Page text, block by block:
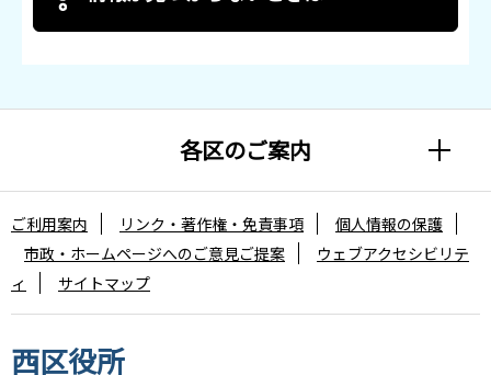
各区のご案内
西区役所
ご利用案内 リンク・著作権・免責事項
個人情報の保護
市政・ホームページへのご意見ご提案
ウェブアクセシビリテ
ィ
サイトマップ